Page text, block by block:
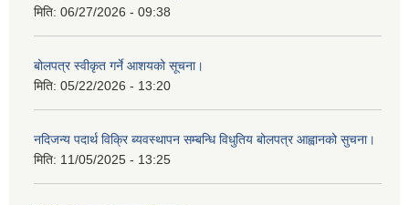
मिति: 06/27/2026 - 09:38
बोलपत्र स्वीकृत गर्ने आशयको सूचना।
मिति: 05/22/2026 - 13:20
नदिजन्य पदार्थ विक्रि ब्यवस्थापन सम्बन्धि विधुतिय बोलपत्र आह्वानको सुचना।
मिति: 11/05/2025 - 13:25